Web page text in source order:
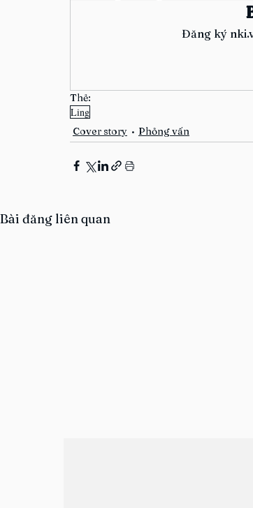
Đăng ký
Thẻ:
Ling
Cover story Phỏng vấn
Bài đăng liên quan